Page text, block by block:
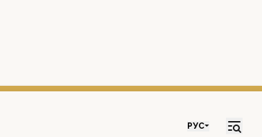
РУС